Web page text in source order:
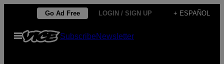
contenido
Go Ad Free LOGIN / SIGN UP + ESPAÑOL
Abrir
Menú
SubscribeNewsletter